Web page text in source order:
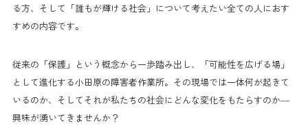
る方、そして「誰もが輝ける社会」について考えたい全ての人におす
すめの内容です。
従来の「保護」という概念から一歩踏み出し、「可能性を広げる場」
として進化する小田原の障害者作業所。その現場では一体何が起きて
いるのか、そしてそれが私たちの社会にどんな変化をもたらすのか—
興味が湧いてきませんか？